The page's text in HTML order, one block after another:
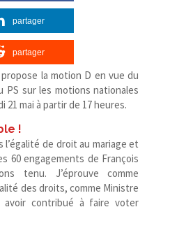
partager
partager
la motion D en vue du
PS sur les motions nationales
21 mai à partir de 17 heures.
!
de droit au mariage et
60 engagements de François
tenu. J’éprouve comme
des droits, comme Ministre
contribué à faire voter